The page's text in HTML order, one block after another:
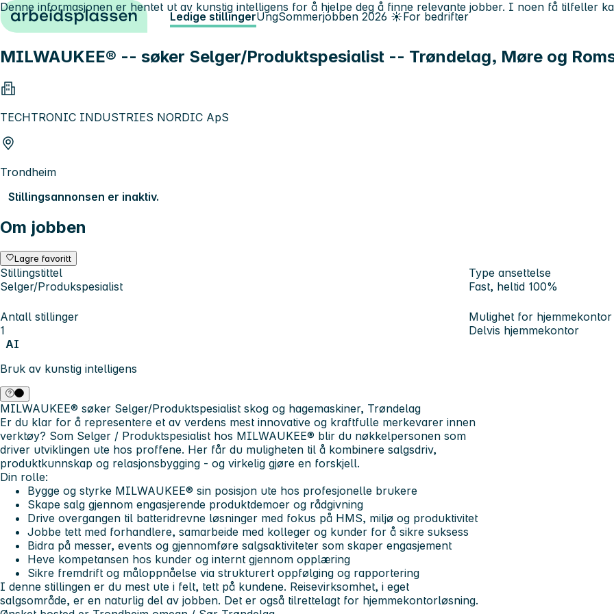
Hopp til innhold Ledige stillingerUngSommerjobben 2026 ☀️For bedrifter
MILWAUKEE® -- søker Selger/Produktspesialist -- Trøndelag, Møre og
TECHTRONIC INDUSTRIES NORDIC ApS
Trondheim
Stillingsannonsen er inaktiv.
Om jobben
Lagre favoritt
Stillingstittel
Selger/Produkspesialist
Type ansettelse
Fast, heltid 100%
Antall stillinger
1
Mulighet for hjemmekontor
Delvis hjemmekontor
AI
Bruk av kunstig intelligens
Denne informasjonen er hentet ut av kunstig intelligens for å hjelpe deg å finne relevante jobber. I noen få tilfeller
MILWAUKEE® søker Selger/Produktspesialist skog og hagemaskiner, Trøndelag
Er du klar for å representere et av verdens mest innovative og kraftfulle merkevarer innen
verktøy? Som Selger / Produktspesialist hos MILWAUKEE® blir du nøkkelpersonen som
driver utviklingen ute hos proffene. Her får du muligheten til å kombinere salgsdriv,
produktkunnskap og relasjonsbygging - og virkelig gjøre en forskjell.
Din rolle:
Bygge og styrke MILWAUKEE® sin posisjon ute hos profesjonelle brukere
Skape salg gjennom engasjerende produktdemoer og rådgivning
Drive overgangen til batteridrevne løsninger med fokus på HMS, miljø og produktivitet
Jobbe tett med forhandlere, samarbeide med kolleger og kunder for å sikre suksess
Bidra på messer, events og gjennomføre salgsaktiviteter som skaper engasjement
Heve kompetansen hos kunder og internt gjennom opplæring
Sikre fremdrift og måloppnåelse via strukturert oppfølging og rapportering
I denne stillingen er du mest ute i felt, tett på kundene. Reisevirksomhet, i eget
salgsområde, er en naturlig del av jobben. Det er også tilrettelagt for hjemmekontorløsning.